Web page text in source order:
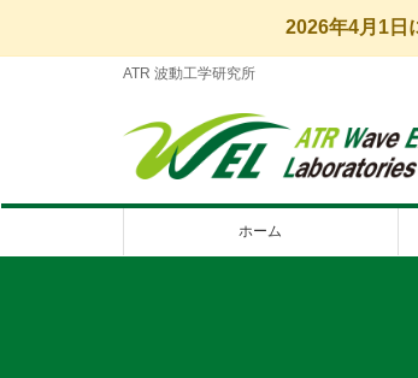
2026年4月1日
ATR 波動工学研究所
ホーム